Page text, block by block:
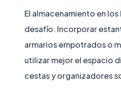
El almacenamiento en
desafío. Incorporar
armarios empotrados o
utilizar mejor el espacio
cestas y organizadores